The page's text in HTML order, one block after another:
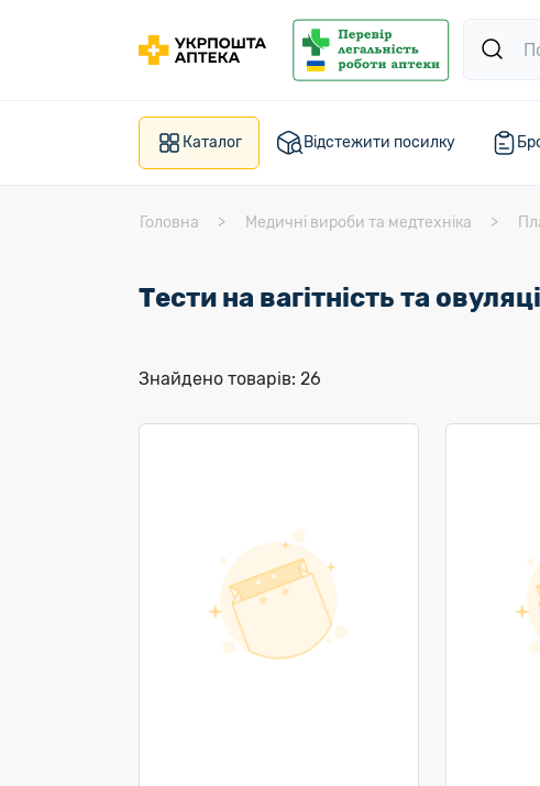
Каталог Відстежити посилку
Головна Медичні вироби та медтехніка
Тести на вагітність та
Знайдено товарів: 26